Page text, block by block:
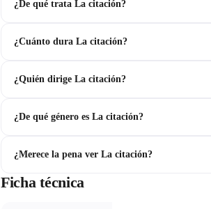
¿De qué trata La citación?
¿Cuánto dura La citación?
¿Quién dirige La citación?
¿De qué género es La citación?
¿Merece la pena ver La citación?
Ficha técnica